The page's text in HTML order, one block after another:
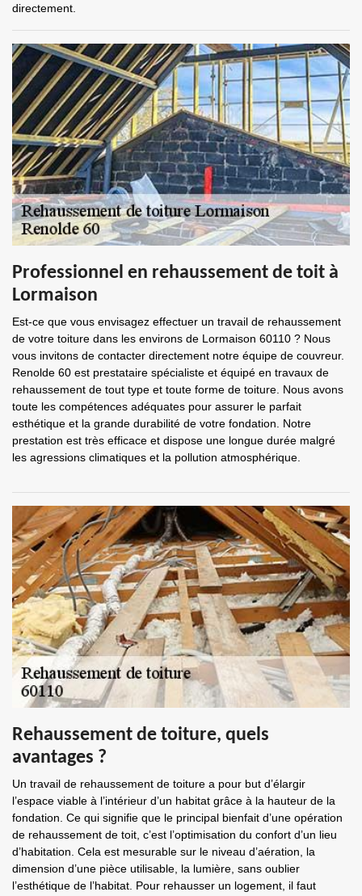
directement.
Professionnel en rehaussement de toit à
Lormaison
Est-ce que vous envisagez effectuer un travail de rehaussement
de votre toiture dans les environs de Lormaison 60110 ? Nous
vous invitons de contacter directement notre équipe de couvreur.
Renolde 60 est prestataire spécialiste et équipé en travaux de
rehaussement de tout type et toute forme de toiture. Nous avons
toute les compétences adéquates pour assurer le parfait
esthétique et la grande durabilité de votre fondation. Notre
prestation est très efficace et dispose une longue durée malgré
les agressions climatiques et la pollution atmosphérique.
Rehaussement de toiture, quels
avantages ?
Un travail de rehaussement de toiture a pour but d’élargir
l’espace viable à l’intérieur d’un habitat grâce à la hauteur de la
fondation. Ce qui signifie que le principal bienfait d’une opération
de rehaussement de toit, c’est l’optimisation du confort d’un lieu
d’habitation. Cela est mesurable sur le niveau d’aération, la
dimension d’une pièce utilisable, la lumière, sans oublier
l’esthétique de l’habitat. Pour rehausser un logement, il faut